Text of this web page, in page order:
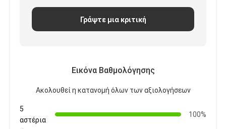
Γράψτε μια κριτική
Εικόνα Βαθμολόγησης
Ακολουθεί η κατανομή όλων των αξιολογήσεων
5
αστέρια
100%